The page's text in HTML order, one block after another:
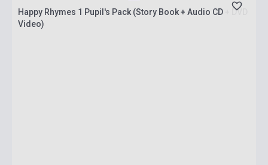
Happy Rhymes 1 Pupil's Pack (Story Book + Audio CD + DVD
Video)